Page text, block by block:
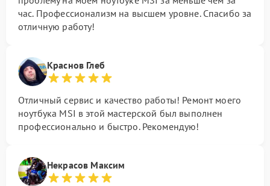
час. Профессионализм на высшем уровне. Спасибо за
отличную работу!
Краснов Глеб
Отличный сервис и качество работы! Ремонт моего
ноутбука MSI в этой мастерской был выполнен
профессионально и быстро. Рекомендую!
Некрасов Максим